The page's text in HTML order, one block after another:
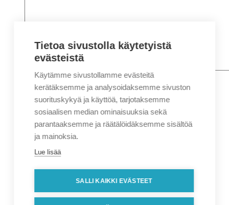
Nimi*
Etunimi
Sukunimi
Sähköposti*
Puhelin*
Osoitetiedot
Lähiosoite
Postinumero
Tietoa sivustolla käytetyistä
evästeistä
Käytämme sivustollamme evästeitä
kerätäksemme ja analysoidaksemme sivuston
suorituskykyä ja käyttöä, tarjotaksemme
sosiaalisen median ominaisuuksia sekä
parantaaksemme ja räätälöidäksemme sisältöä
ja mainoksia.
Lue lisää
SALLI KAIKKI EVÄSTEET